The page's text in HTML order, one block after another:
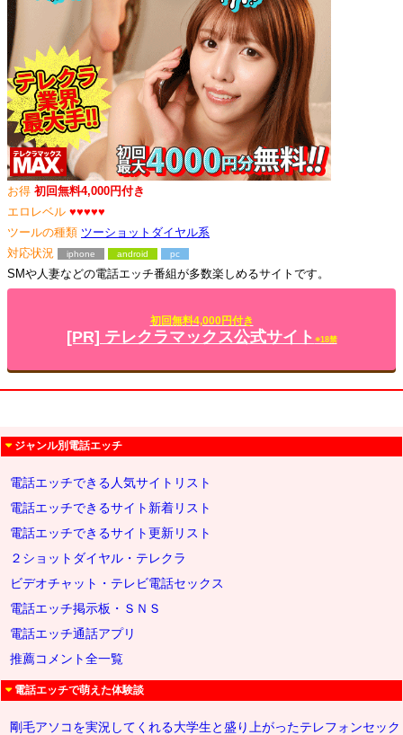
お得 初回無料4,000円付き
エロレベル ♥♥♥♥♥
ツールの種類 ツーショットダイヤル系
対応状況
iphone android pc
SMや人妻などの電話エッチ番組が多数楽しめるサイトです。
初回無料4,000円付き
[PR] テレクラマックス公式サイト ※18禁
ジャンル別電話エッチ
電話エッチできる人気サイトリスト
電話エッチできるサイト新着リスト
電話エッチできるサイト更新リスト
２ショットダイヤル・テレクラ
ビデオチャット・テレビ電話セックス
電話エッチ掲示板・ＳＮＳ
電話エッチ通話アプリ
推薦コメント全一覧
電話エッチで萌えた体験談
剛毛アソコを実況してくれる大学生と盛り上がったテレフォンセック